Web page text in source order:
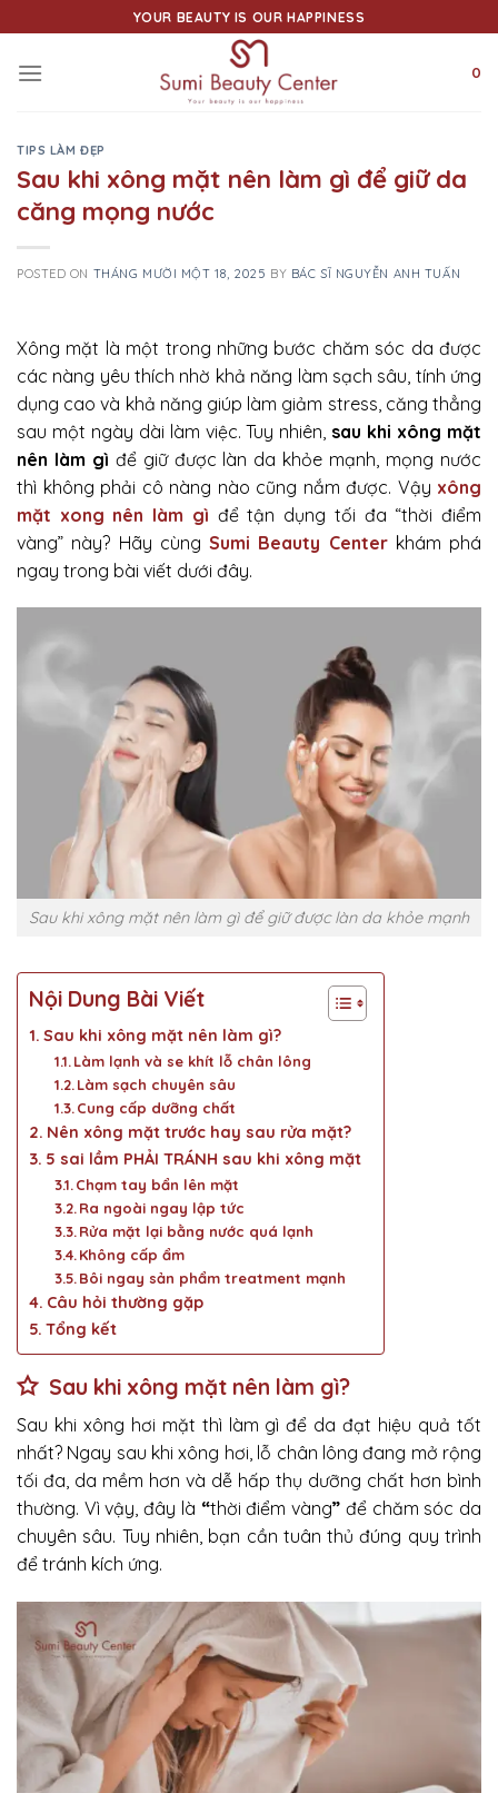
to
content
YOUR BEAUTY IS OUR HAPPINESS
0
TIPS LÀM ĐẸP
Sau khi xông mặt nên làm gì để giữ da
căng mọng nước
POSTED ON THÁNG MƯỜI MỘT 18, 2025 BY BÁC SĨ NGUYỄN ANH TUẤN
Xông mặt là một trong những bước chăm sóc da được
các nàng yêu thích nhờ khả năng làm sạch sâu, tính ứng
dụng cao và khả năng giúp làm giảm stress, căng thẳng
sau một ngày dài làm việc. Tuy nhiên, sau khi xông mặt
nên làm gì để giữ được làn da khỏe mạnh, mọng nước
thì không phải cô nàng nào cũng nắm được. Vậy xông
mặt xong nên làm gì để tận dụng tối đa “thời điểm
vàng” này? Hãy cùng Sumi Beauty Centerkhám phá
ngay trong bài viết dưới đây.
Sau khi xông mặt nên làm gì để giữ được làn da khỏe mạnh
Nội Dung Bài Viết
Sau khi xông mặt nên làm gì?
Làm lạnh và se khít lỗ chân lông
Làm sạch chuyên sâu
Cung cấp dưỡng chất
Nên xông mặt trước hay sau rửa mặt?
5 sai lầm PHẢI TRÁNH sau khi xông mặt
Chạm tay bẩn lên mặt
Ra ngoài ngay lập tức
Rửa mặt lại bằng nước quá lạnh
Không cấp ẩm
Bôi ngay sản phẩm treatment mạnh
Câu hỏi thường gặp
Tổng kết
Sau khi xông mặt nên làm gì?
Sau khi xông hơi mặt thì làm gì để da đạt hiệu quả tốt
nhất? Ngay sau khi xông hơi, lỗ chân lông đang mở rộng
tối đa, da mềm hơn và dễ hấp thụ dưỡng chất hơn bình
thường. Vì vậy, đây là “thời điểm vàng” để chăm sóc da
chuyên sâu. Tuy nhiên, bạn cần tuân thủ đúng quy trình
để tránh kích ứng.